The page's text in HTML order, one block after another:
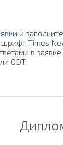
и
шрифт Times
в заявке
ODT.